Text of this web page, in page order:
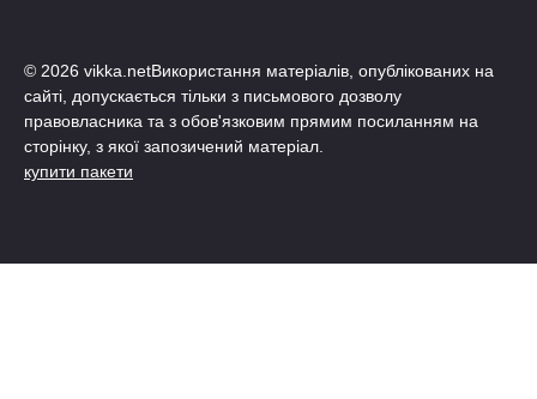
© 2026 vikka.netВикористання матеріалів, опублікованих на
сайті, допускається тільки з письмового дозволу
правовласника та з обов'язковим прямим посиланням на
сторінку, з якої запозичений матеріал.
купити пакети